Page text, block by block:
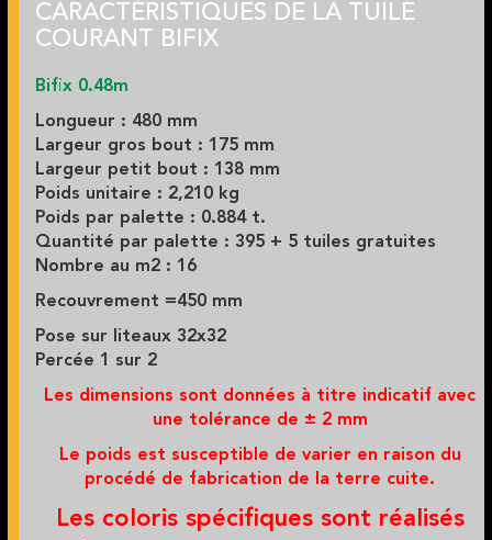
CARACTÉRISTIQUES DE LA TUILE
COURANT BIFIX
Bifix 0.48m
Longueur : 480 mm
Largeur gros bout : 175 mm
Largeur petit bout : 138 mm
Poids unitaire : 2,210 kg
Poids par palette : 0.884 t.
Quantité par palette : 395 + 5 tuiles gratuites
Nombre au m2 : 16
Recouvrement =450 mm
Pose sur liteaux 32x32
Percée 1 sur 2
Les dimensions sont données à titre indicatif avec
une tolérance de ± 2 mm
Le poids est susceptible de varier en raison du
procédé de fabrication de la terre cuite.
Les coloris spécifiques sont réalisés